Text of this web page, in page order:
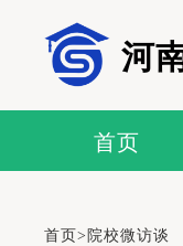
河
首页
首页> 院校微访谈